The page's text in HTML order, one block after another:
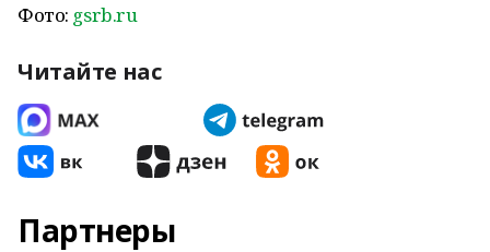
Фото: gsrb.ru
Читайте нас
Партнеры